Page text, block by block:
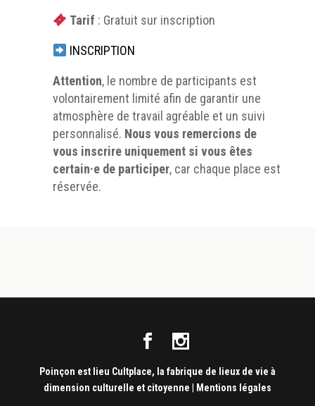
Tarif : Gratuit sur inscription
INSCRIPTION
Attention, le nombre de participants est
volontairement limité afin de garantir une
atmosphère de travail agréable et un suivi
personnalisé. Nous vous remercions de
vous inscrire uniquement si vous êtes
certain·e de participer, car chaque place est
réservée.
Poinçon est lieu Cultplace, la fabrique de lieux de vie à
dimension culturelle et citoyenne
Mentions légales